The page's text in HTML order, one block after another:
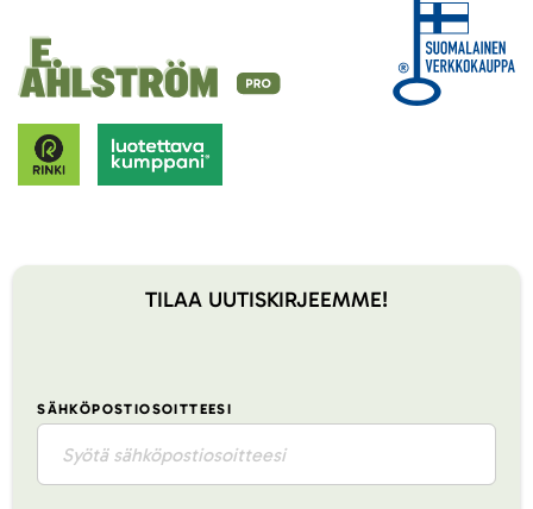
TILAA UUTISKIRJEEMME!
SÄHKÖPOSTIOSOITTEESI